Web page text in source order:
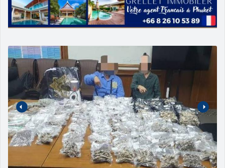
‘Phuket Eye’ assurera la sécurité pendant Songkran
Campagne de sécurité routière ‘Seven Days of Danger’ de